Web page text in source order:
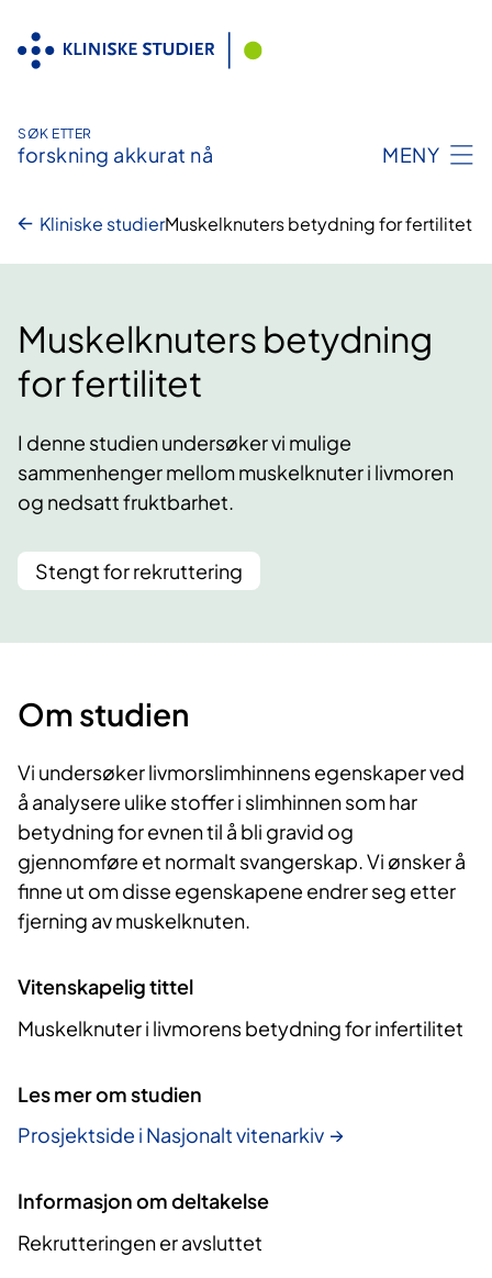
innhold
SØK ETTER
forskning akkurat nå MENY
Kliniske studierMuskelknuters betydning for fertilitet
Muskelknuters betydning
for fertilitet
I denne studien undersøker vi mulige
sammenhenger mellom muskelknuter i livmoren
og nedsatt fruktbarhet.
Stengt for rekruttering
Om studien
Vi undersøker livmorslimhinnens egenskaper ved
å analysere ulike stoffer i slimhinnen som har
betydning for evnen til å bli gravid og
gjennomføre et normalt svangerskap. Vi ønsker å
finne ut om disse egenskapene endrer seg etter
fjerning av muskelknuten.
Vitenskapelig tittel
Muskelknuter i livmorens betydning for infertilitet
Les mer om studien
Prosjektside i Nasjonalt vitenarkiv
Informasjon om deltakelse
Rekrutteringen er avsluttet